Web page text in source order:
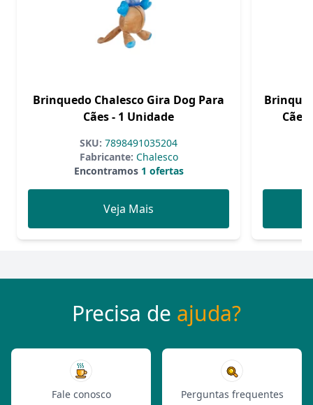
Brinquedo Chalesco Gira Dog Para
Cães - 1 Unidade
SKU: 7898491035204
Fabricante: Chalesco
Encontramos1 ofertas
Veja Mais
Precisa de ajuda?
Fale conosco Perguntas frequentes